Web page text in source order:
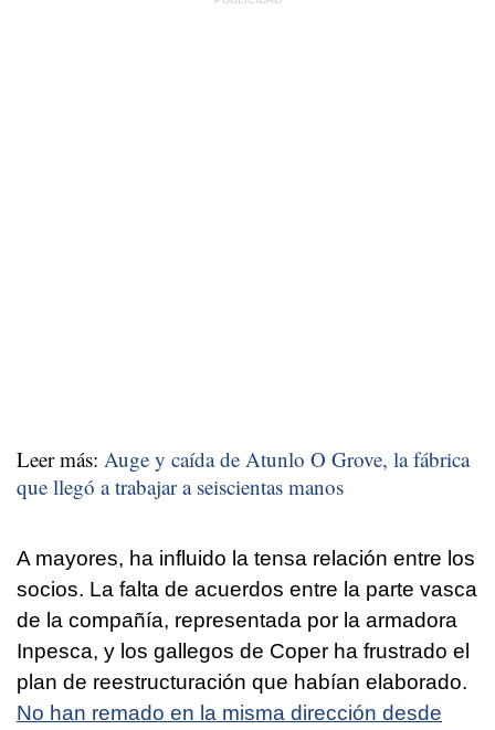
Leer más: Auge y caída de Atunlo O Grove, la fábrica
que llegó a trabajar a seiscientas manos
A mayores, ha influido la tensa relación entre los
socios. La falta de acuerdos entre la parte vasca
de la compañía, representada por la armadora
Inpesca, y los gallegos de Coper ha frustrado el
plan de reestructuración que habían elaborado.
No han remado en la misma dirección desde